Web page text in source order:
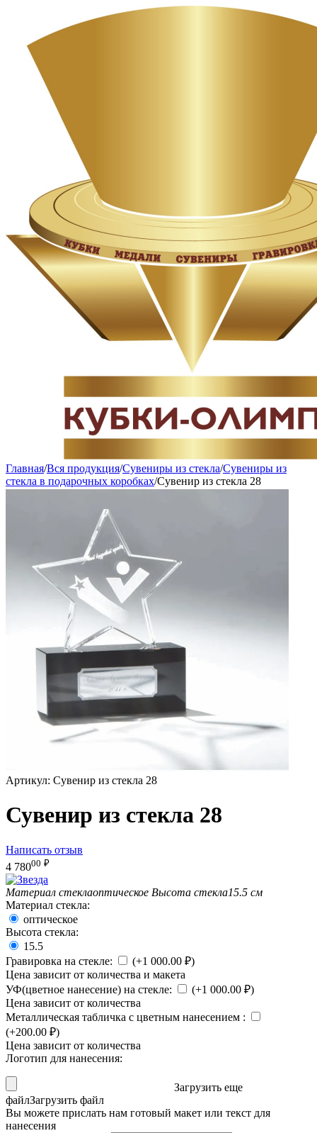
Главная/Вся продукция/Сувениры из стекла/Сувениры из
стекла в подарочных коробках/Сувенир из стекла 28
Артикул: Сувенир из стекла 28
Сувенир из стекла 28
Написать отзыв
4 78000 ₽
Материал стеклаоптическое Высота стекла15.5 см
Материал стекла:
оптическое
Высота стекла:
15.5
Гравировка на стекле:
(+1 000.00 ₽)
Цена зависит от количества и макета
УФ(цветное нанесение) на стекле:
(+1 000.00 ₽)
Цена зависит от количества
Металлическая табличка с цветным нанесением :
(+200.00 ₽)
Цена зависит от количества
Логотип для нанесения:
Загрузить еще
файлЗагрузить файл
Вы можете прислать нам готовый макет или текст для
нанесения